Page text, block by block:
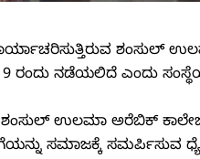
ಶಂಸುಲ್
ರಂದು ನಡೆಯಲಿದೆ ಎಂದು
ಉಲಮಾ ಅರೆಬಿಕ್ ಕಾಲೇಜು
ಸಮಾಜಕ್ಕೆ ಸಮರ್ಪಿಸುವ